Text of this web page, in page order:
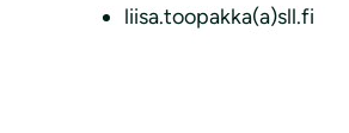
liisa.toopakka(a)sll.fi